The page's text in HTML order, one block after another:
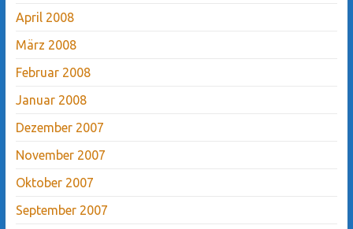
April 2008
März 2008
Februar 2008
Januar 2008
Dezember 2007
November 2007
Oktober 2007
September 2007